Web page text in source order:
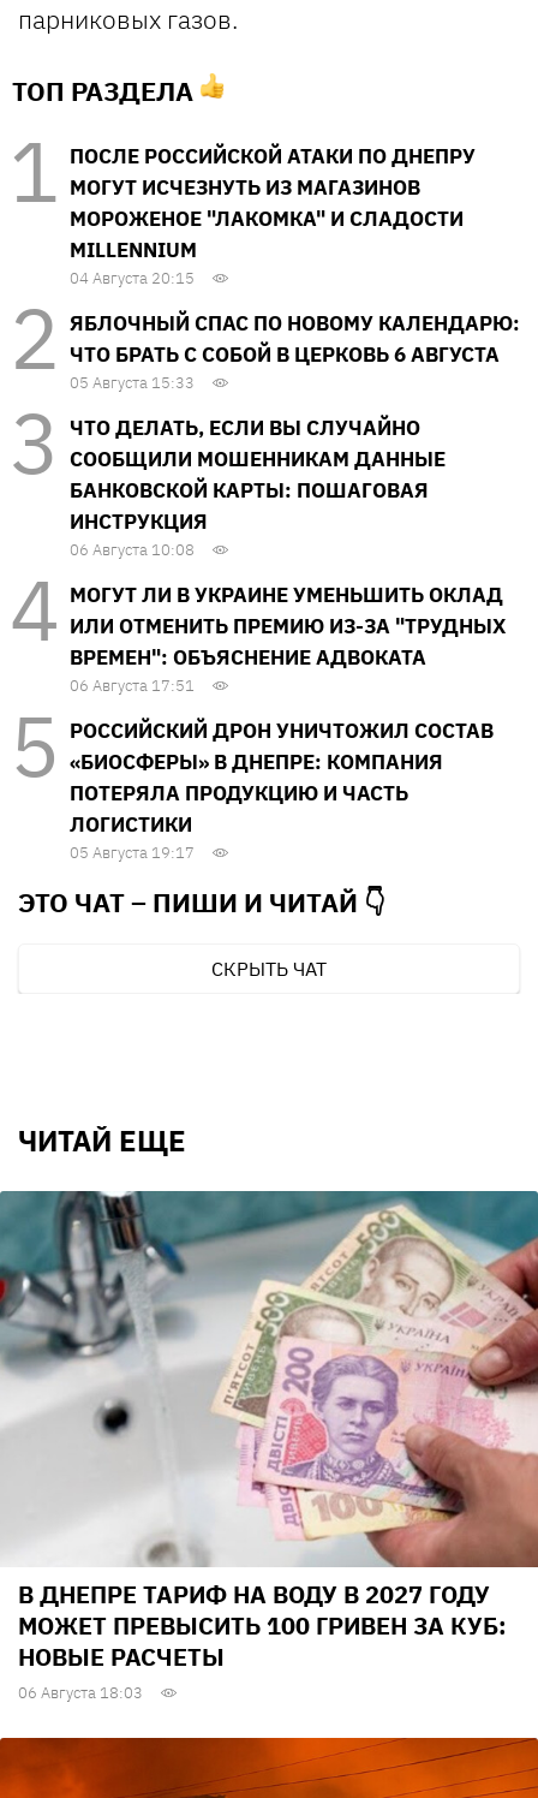
парниковых газов.
ТОП РАЗДЕЛА
ПОСЛЕ РОССИЙСКОЙ АТАКИ ПО ДНЕПРУ
МОГУТ ИСЧЕЗНУТЬ ИЗ МАГАЗИНОВ
МОРОЖЕНОЕ "ЛАКОМКА" И СЛАДОСТИ
MILLENNIUM
04 Августа 20:15
ЯБЛОЧНЫЙ СПАС ПО НОВОМУ КАЛЕНДАРЮ:
ЧТО БРАТЬ С СОБОЙ В ЦЕРКОВЬ 6 АВГУСТА
05 Августа 15:33
ЧТО ДЕЛАТЬ, ЕСЛИ ВЫ СЛУЧАЙНО
СООБЩИЛИ МОШЕННИКАМ ДАННЫЕ
БАНКОВСКОЙ КАРТЫ: ПОШАГОВАЯ
ИНСТРУКЦИЯ
06 Августа 10:08
МОГУТ ЛИ В УКРАИНЕ УМЕНЬШИТЬ ОКЛАД
ИЛИ ОТМЕНИТЬ ПРЕМИЮ ИЗ-ЗА "ТРУДНЫХ
ВРЕМЕН": ОБЪЯСНЕНИЕ АДВОКАТА
06 Августа 17:51
РОССИЙСКИЙ ДРОН УНИЧТОЖИЛ СОСТАВ
«БИОСФЕРЫ» В ДНЕПРЕ: КОМПАНИЯ
ПОТЕРЯЛА ПРОДУКЦИЮ И ЧАСТЬ
ЛОГИСТИКИ
05 Августа 19:17
ЭТО ЧАТ – ПИШИ И ЧИТАЙ 👇
СКРЫТЬ ЧАТ
ЧИТАЙ ЕЩЕ
В ДНЕПРЕ ТАРИФ НА ВОДУ В 2027 ГОДУ
МОЖЕТ ПРЕВЫСИТЬ 100 ГРИВЕН ЗА КУБ:
НОВЫЕ РАСЧЕТЫ
06 Августа 18:03